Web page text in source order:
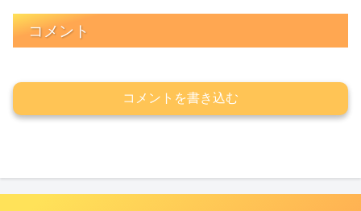
コメント
コメントを書き込む